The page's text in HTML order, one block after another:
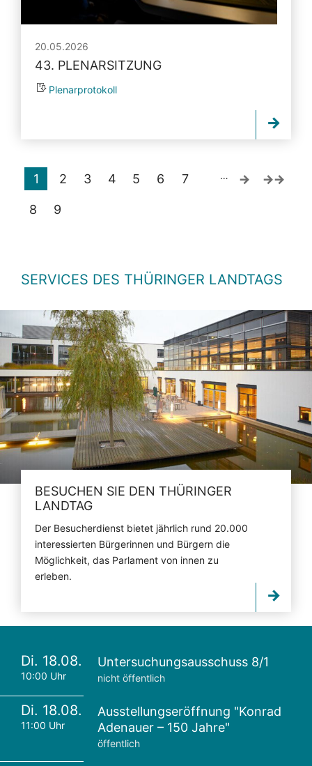
20.05.2026
43. PLENARSITZUNG
Plenarprotokoll
1 2 3 4 5 6 7
8 9
…
SERVICES DES THÜRINGER LANDTAGS
BESUCHEN SIE DEN THÜRINGER
LANDTAG
Der Besucherdienst bietet jährlich rund 20.000
interessierten Bürgerinnen und Bürgern die
Möglichkeit, das Parlament von innen zu
erleben.
Di. 18.08.
10:00 Uhr
Untersuchungsausschuss 8/1
nicht öffentlich
Di. 18.08.
11:00 Uhr
Ausstellungseröffnung "Konrad
Adenauer – 150 Jahre"
öffentlich